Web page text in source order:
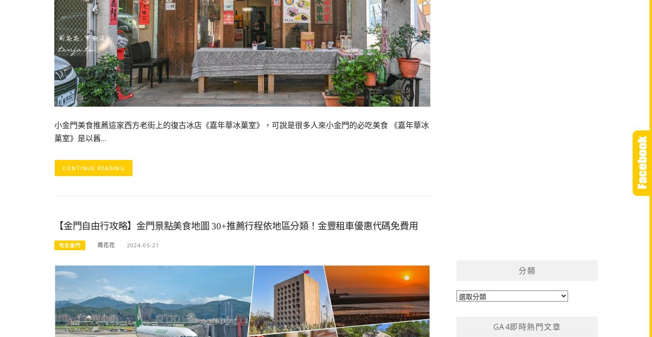
小金門美食推薦這家西方老街上的復古冰店《嘉年華冰菓室》，可說是很多人來小金門的必吃美食 《嘉年華冰
菓室》是以舊…
CONTINUE READING
【金門自由行攻略】金門景點美食地圖 30+推薦行程依地區分類！金豐租車優惠代碼免費用
吃在金門 周花花 2024-05-21
分類
分
GA4即時熱門文章